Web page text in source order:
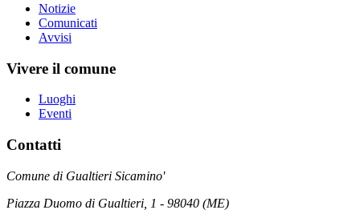
Notizie
Comunicati
Avvisi
Vivere il comune
Luoghi
Eventi
Contatti
Comune di Gualtieri Sicamino'
Piazza Duomo di Gualtieri, 1 - 98040 (ME)